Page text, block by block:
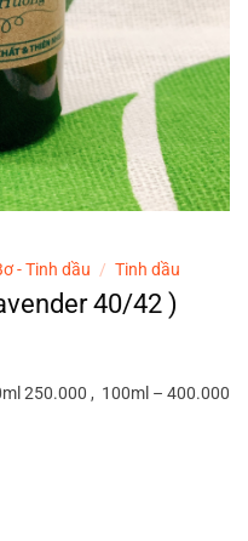
- Tinh dầu / Tinh dầu
40/42 )
250.000 , 100ml – 400.000